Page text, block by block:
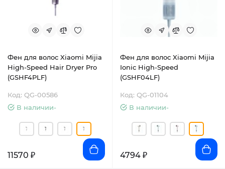
Фен для волос Xiaomi Mijia
High-Speed Hair Dryer Pro
(GSHF4PLF)
Код: QG-00586
В наличии-
11570 ₽
Фен для волос Xiaomi Mijia
Ionic High-Speed
(GSHF04LF)
Код: QG-01104
В наличии-
4794 ₽